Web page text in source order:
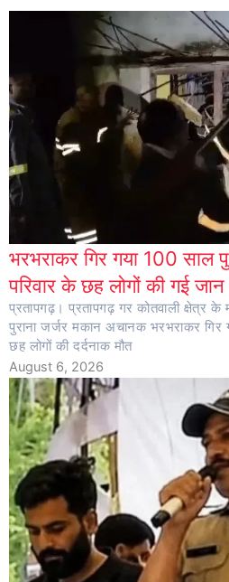
भरभराकर गिर गया 100 साल
परिवार के छह लोगों की गई जान
प्रतापगढ़। प्रतापगढ़ गर कोतवाली क्षेत्र
पुराना जर्जर मकान अचानक भरभराकर गिर
छह लोगों की दर्दनाक मौत
August 6, 2026